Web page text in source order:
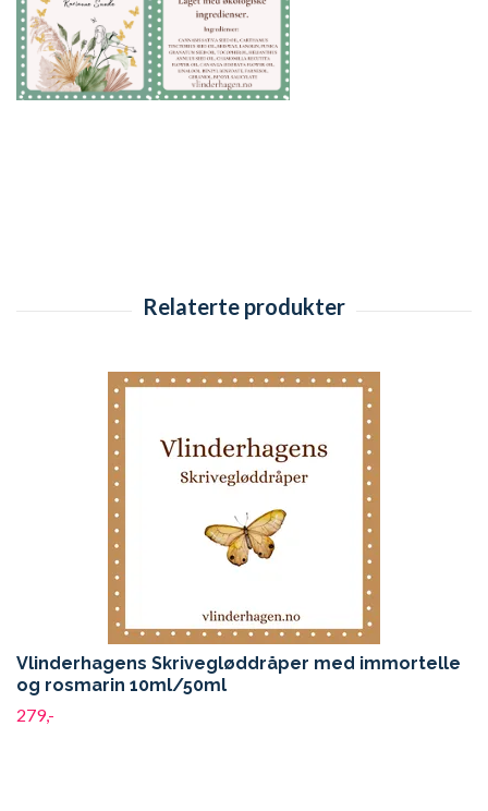
Vlinderhagens Skrivegløddråper med immortelle
og rosmarin 10ml/50ml
279,-